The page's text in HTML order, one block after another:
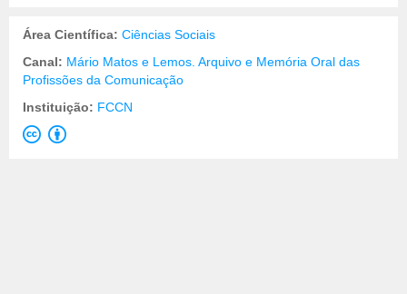
Área Científica: Ciências Sociais
Canal: Mário Matos e Lemos. Arquivo e Memória Oral das
Profissões da Comunicação
Instituição: FCCN